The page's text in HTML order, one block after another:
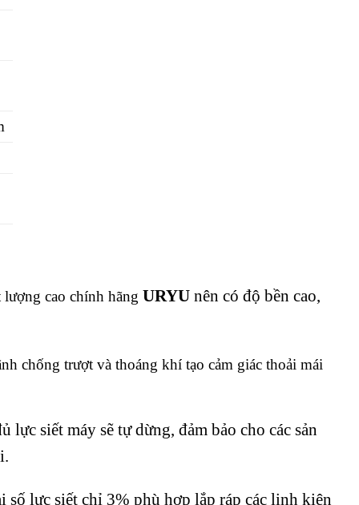
cao chính hãng URYU nên có độ bền cao,
chống trượt và thoáng khí tạo cảm giác thoải mái
siết máy sẽ tự dừng, đảm bảo cho các sản
lực siết chỉ 3% phù hợp lắp ráp các linh kiện